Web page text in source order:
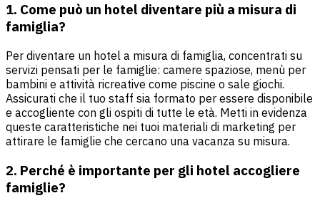
1. Come può un hotel diventare più a misura di
famiglia?
Per diventare un hotel a misura di famiglia, concentrati su
servizi pensati per le famiglie: camere spaziose, menù per
bambini e attività ricreative come piscine o sale giochi.
Assicurati che il tuo staff sia formato per essere disponibile
e accogliente con gli ospiti di tutte le età. Metti in evidenza
queste caratteristiche nei tuoi materiali di marketing per
attirare le famiglie che cercano una vacanza su misura.
2. Perché è importante per gli hotel accogliere
famiglie?